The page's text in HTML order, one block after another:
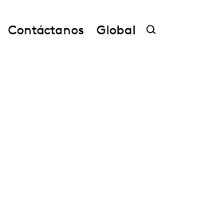
Contáctanos Global